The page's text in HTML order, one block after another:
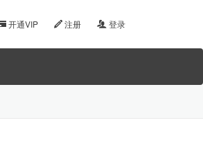
开通VIP 注册 登录